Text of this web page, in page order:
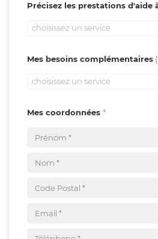
Précisez les prestations d'aide
choisissez un service
Mes besoins complémentaires
choisissez un service
Mes coordonnées